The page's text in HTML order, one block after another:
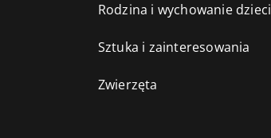
Rodzina i wychowanie dzieci
Sztuka i zainteresowania
Zwierzęta